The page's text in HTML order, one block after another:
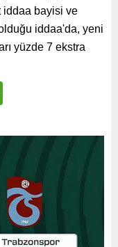
iddaa bayisi ve
iddaa'da, yeni
yüzde 7 ekstra